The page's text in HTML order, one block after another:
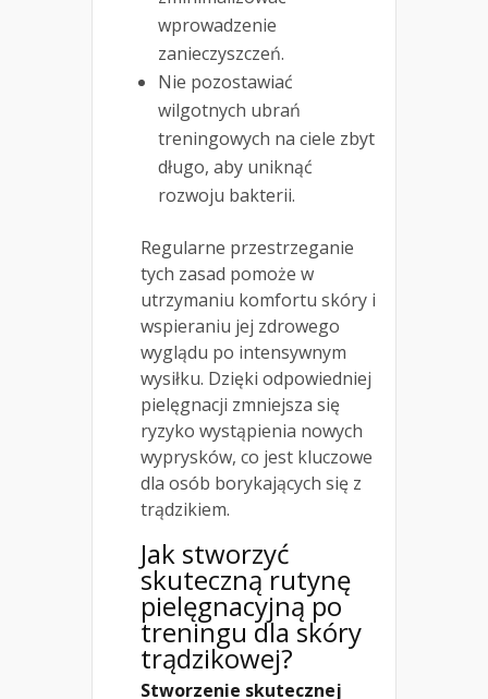
wprowadzenie
zanieczyszczeń.
Nie pozostawiać
wilgotnych ubrań
treningowych na ciele zbyt
długo, aby uniknąć
rozwoju bakterii.
Regularne przestrzeganie
tych zasad pomoże w
utrzymaniu komfortu skóry i
wspieraniu jej zdrowego
wyglądu po intensywnym
wysiłku. Dzięki odpowiedniej
pielęgnacji zmniejsza się
ryzyko wystąpienia nowych
wyprysków, co jest kluczowe
dla osób borykających się z
trądzikiem.
Jak stworzyć
skuteczną rutynę
pielęgnacyjną po
treningu dla skóry
trądzikowej?
Stworzenie skutecznej